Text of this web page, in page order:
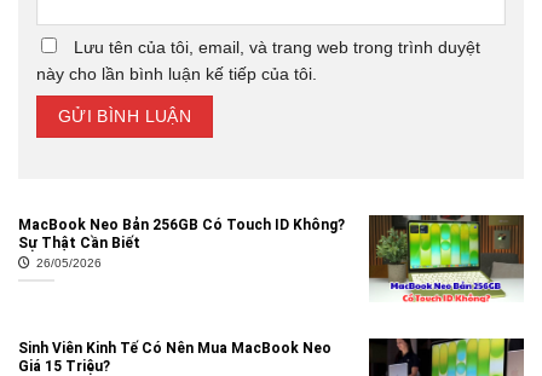
Lưu tên của tôi, email, và trang web trong trình duyệt
này cho lần bình luận kế tiếp của tôi.
MacBook Neo Bản 256GB Có Touch ID Không?
Sự Thật Cần Biết
26/05/2026
Sinh Viên Kinh Tế Có Nên Mua MacBook Neo
Giá 15 Triệu?